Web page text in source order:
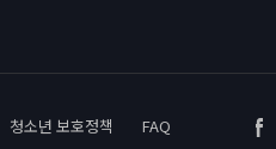
청소년 보호정책 FAQ